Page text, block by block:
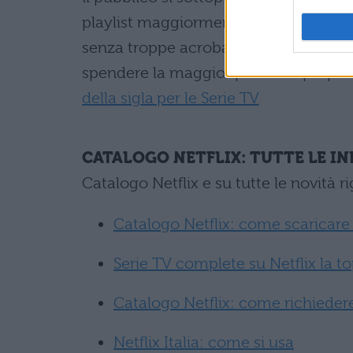
playlist maggiormente funzionale e
senza troppe acrobazie: a quel
spendere la maggior parte del
della sigla per le Serie TV
CATALOGO NETFLIX: TUTTE LE
Catalogo Netflix e su tutte le novità
Catalogo Netflix: come scaricare
Serie TV complete su Netflix la
Catalogo Netflix: come
Netflix Italia: come si usa